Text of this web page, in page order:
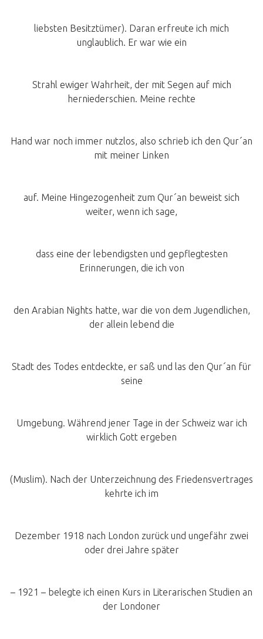
liebsten Besitztümer). Daran erfreute ich mich
unglaublich. Er war wie ein
Strahl ewiger Wahrheit, der mit Segen auf mich
herniederschien. Meine rechte
Hand war noch immer nutzlos, also schrieb ich den Qur´an
mit meiner Linken
auf. Meine Hingezogenheit zum Qur´an beweist sich
weiter, wenn ich sage,
dass eine der lebendigsten und gepflegtesten
Erinnerungen, die ich von
den Arabian Nights hatte, war die von dem Jugendlichen,
der allein lebend die
Stadt des Todes entdeckte, er saß und las den Qur´an für
seine
Umgebung. Während jener Tage in der Schweiz war ich
wirklich Gott ergeben
(Muslim). Nach der Unterzeichnung des Friedensvertrages
kehrte ich im
Dezember 1918 nach London zurück und ungefähr zwei
oder drei Jahre später
– 1921 – belegte ich einen Kurs in Literarischen Studien an
der Londoner